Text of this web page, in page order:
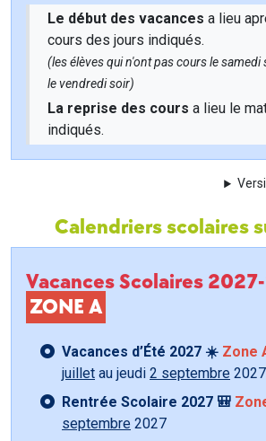
Le début des vacances a lieu
cours des jours indiqués.
(les élèves qui n'ont pas cours le samedi
le vendredi soir)
La reprise des cours a lieu le
indiqués.
Calendriers scolaires
Vacances Scolaires
ZONE A
Vacances d’Été 2027 ☀️ Zone
juillet au jeudi 2 septembre 2027
Rentrée Scolaire 2027 🎒
septembre 2027